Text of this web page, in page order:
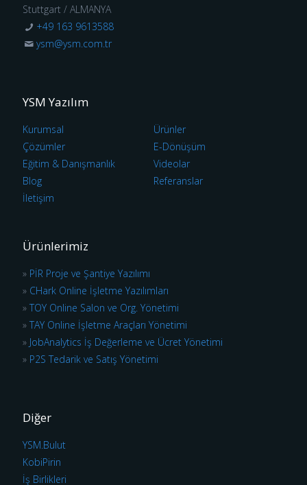
Stuttgart / ALMANYA
+49 163 9613588
ysm@ysm.com.tr
YSM Yazılım
Kurumsal
Ürünler
Çözümler
E-Dönüşüm
Eğitim & Danışmanlık
Videolar
Blog
Referanslar
İletişim
Ürünlerimiz
» PİR Proje ve Şantiye Yazılımı
» CHark Online İşletme Yazılımları
» TOY Online Salon ve Org. Yönetimi
» TAY Online İşletme Araçları Yönetimi
» JobAnalytics İş Değerleme ve Ücret Yönetimi
» P2S Tedarik ve Satış Yönetimi
Diğer
YSM.Bulut
KobiPirin
İş Birlikleri